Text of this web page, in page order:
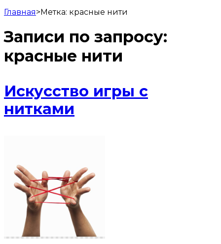
Главная>Метка: красные нити
Записи по запросу:
красные нити
Искусство игры с
нитками